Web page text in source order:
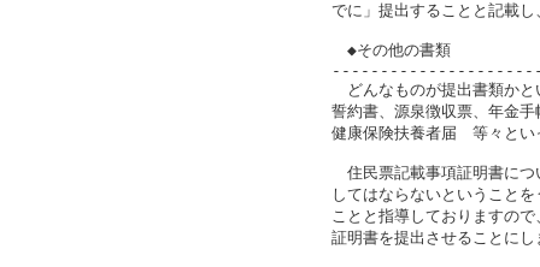
でに」提出することと記載
◆その他の書類
どんなものが提出書類かと
誓約書、源泉徴収票、年金
健康保険扶養者届　等々と
住民票記載事項証明書につ
してはならないということ
ことと指導しておりますの
証明書を提出させることにし